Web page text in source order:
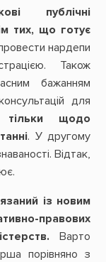
публічні
тих, що готує
нардепи
Також
бажанням
для
щодо
. У другому
Відтак,
із новим
правових
Варто
порівняно з